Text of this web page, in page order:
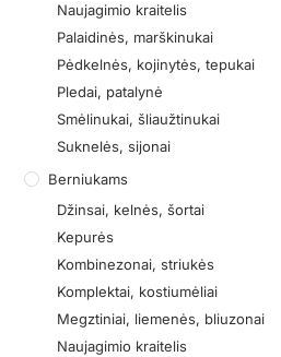
Naujagimio kraitelis
Palaidinės, marškinukai
Pėdkelnės, kojinytės, tepukai
Pledai, patalynė
Smėlinukai, šliaužtinukai
Suknelės, sijonai
Berniukams
Džinsai, kelnės, šortai
Kepurės
Kombinezonai, striukės
Komplektai, kostiumėliai
Megztiniai, liemenės, bliuzonai
Naujagimio kraitelis